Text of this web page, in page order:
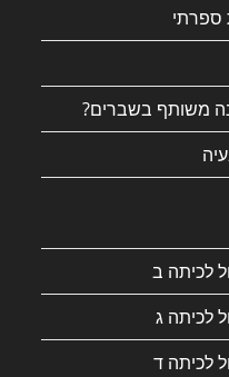
ספרתי
משותף בשברים?
לכיתה ב
לכיתה ג
לכיתה ד